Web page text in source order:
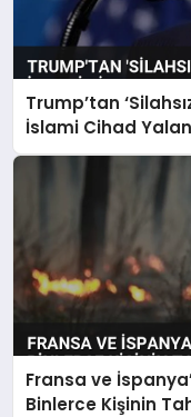
Trump’tan
İslami Cihad
Fransa ve
Binlerce Kişinin